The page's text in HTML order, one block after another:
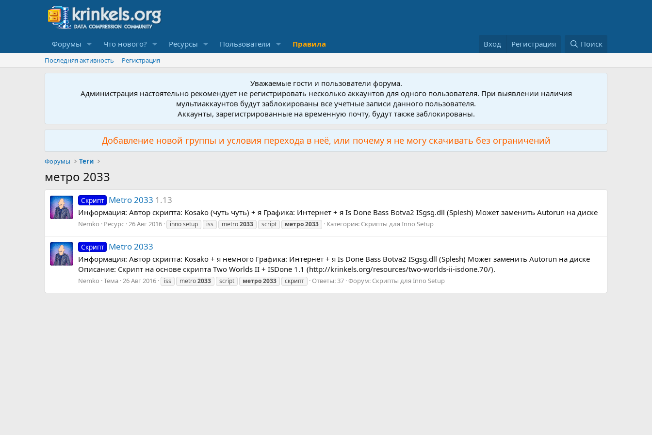
Форумы Что нового? Ресурсы Пользователи Правила Вход Регистрация Поиск
Последняя активность Регистрация
Уважаемые гости и пользователи форума.
Администрация настоятельно рекомендует не регистрировать несколько аккаунтов для одного пользователя. При выявлении наличия
мультиаккаунтов будут заблокированы все учетные записи данного пользователя.
Аккаунты, зарегистрированные на временную почту, будут также заблокированы.
Добавление новой группы и условия перехода в неё, или почему я не могу скачивать без ограничений
Форумы Теги
метро 2033
Скрипт Metro 2033 1.13
Информация: Автор скрипта: Kosako (чуть чуть) + я Графика: Интернет + я Is Done Bass Botva2 ISgsg.dll (Splesh) Может заменить Autorun на диске
Nemko Ресурс 26 Авг 2016 inno setup iss metro2033 script метро2033 Категория: Скрипты для Inno Setup
Скрипт Metro 2033
Информация: Автор скрипта: Kosako + я немного Графика: Интернет + я Is Done Bass Botva2 ISgsg.dll (Splesh) Может заменить Autorun на диске
Описание: Скрипт на основе скрипта Two Worlds II + ISDone 1.1 (http://krinkels.org/resources/two-worlds-ii-isdone.70/).
Nemko Тема 26 Авг 2016 iss metro2033 script метро2033 скрипт Ответы: 37 Форум: Скрипты для Inno Setup